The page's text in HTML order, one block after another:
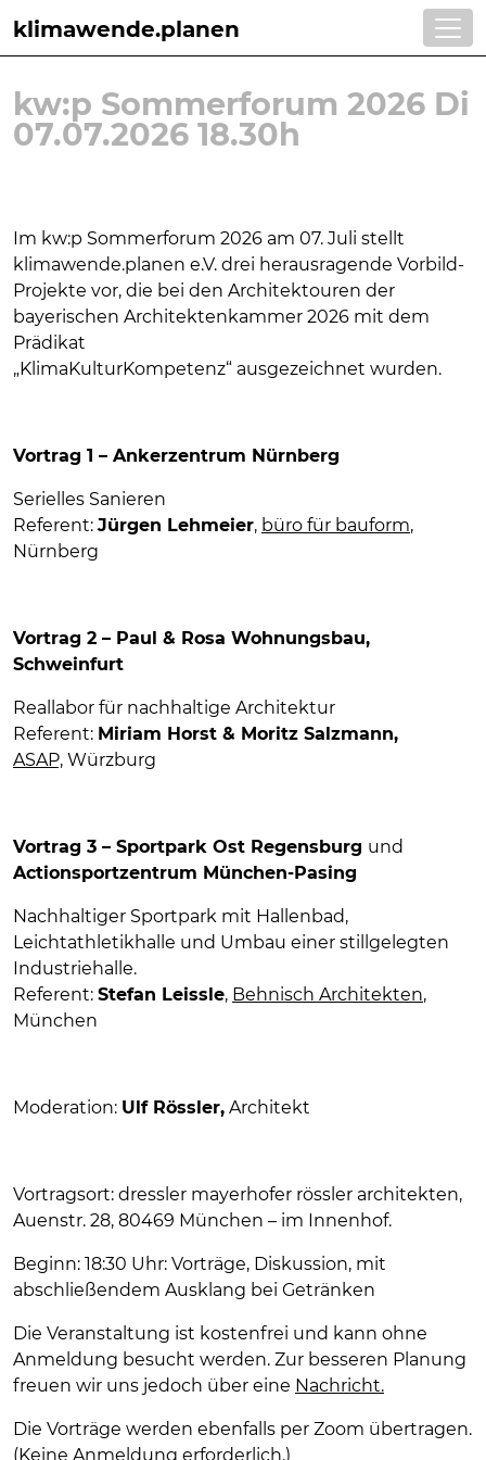
klimawende.planen
kw:p Sommerforum 2026 Di
07.07.2026 18.30h
Im kw:p Sommerforum 2026 am 07. Juli stellt
klimawende.planen e.V. drei herausragende Vorbild-
Projekte vor, die bei den Architektouren der
bayerischen Architektenkammer 2026 mit dem
Prädikat
„KlimaKulturKompetenz“ ausgezeichnet wurden.
Vortrag 1 – Ankerzentrum Nürnberg
Serielles Sanieren
Referent: Jürgen Lehmeier, büro für bauform,
Nürnberg
Vortrag 2 – Paul & Rosa Wohnungsbau,
Schweinfurt
Reallabor für nachhaltige Architektur
Referent: Miriam Horst & Moritz Salzmann,
ASAP, Würzburg
Vortrag 3 – Sportpark Ost Regensburg und
Actionsportzentrum München-Pasing
Nachhaltiger Sportpark mit Hallenbad,
Leichtathletikhalle und Umbau einer stillgelegten
Industriehalle.
Referent: Stefan Leissle, Behnisch Architekten,
München
Moderation: Ulf Rössler, Architekt
Vortragsort: dressler mayerhofer rössler architekten,
Auenstr. 28, 80469 München – im Innenhof.
Beginn: 18:30 Uhr: Vorträge, Diskussion, mit
abschließendem Ausklang bei Getränken
Die Veranstaltung ist kostenfrei und kann ohne
Anmeldung besucht werden. Zur besseren Planung
freuen wir uns jedoch über eine Nachricht.
Die Vorträge werden ebenfalls per Zoom übertragen.
(Keine Anmeldung erforderlich.)